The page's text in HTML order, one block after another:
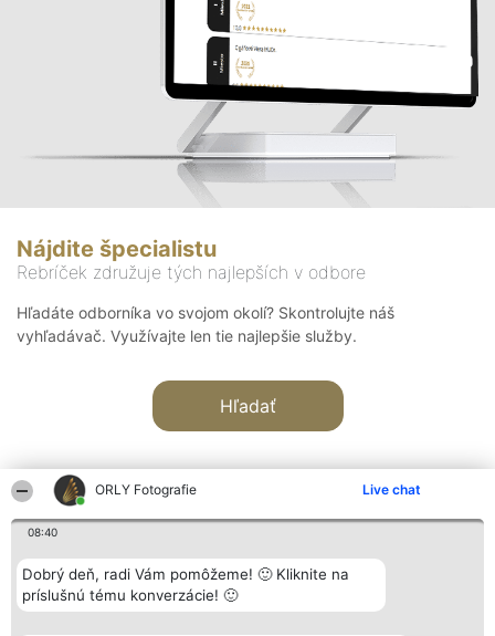
ORLY Fotografie Live chat
08:40
Dobrý deň, radi Vám pomôžeme! 🙂 Kliknite na
príslušnú tému konverzácie! 🙂
Nájdite špecialistu
Rebríček združuje tých najlepších v odbore
Hľadáte odborníka vo svojom okolí? Skontrolujte náš
vyhľadávač. Využívajte len tie najlepšie služby.
Hľadať
Organizátor hodnotenia
Bright Side Solutions sp. z o.
o. sp. k.
Hodnotenie
Laureáti
Lista
Kontakt
Kontakt